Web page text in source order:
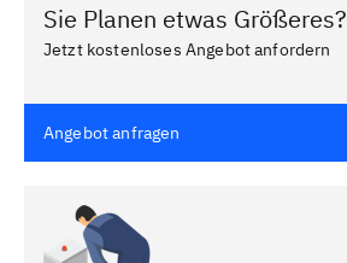
Sie Planen etwas Größeres?
Jetzt kostenloses Angebot anfordern
Angebot anfragen